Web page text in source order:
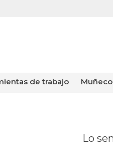
de trabajo
Lo